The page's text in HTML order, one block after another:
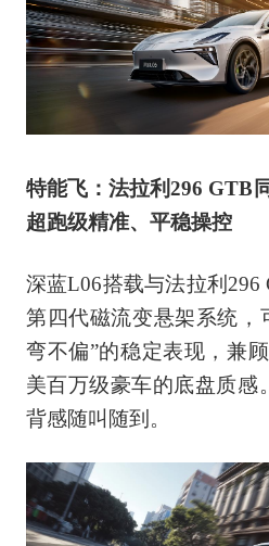
特能飞：法拉利296 GTB
超跑级精准、平稳操控
深蓝L06搭载与法拉利296
第四代磁流变悬架系统，
弯不偏”的稳定表现，兼
美百万级豪车的底盘质感
背感随叫随到。